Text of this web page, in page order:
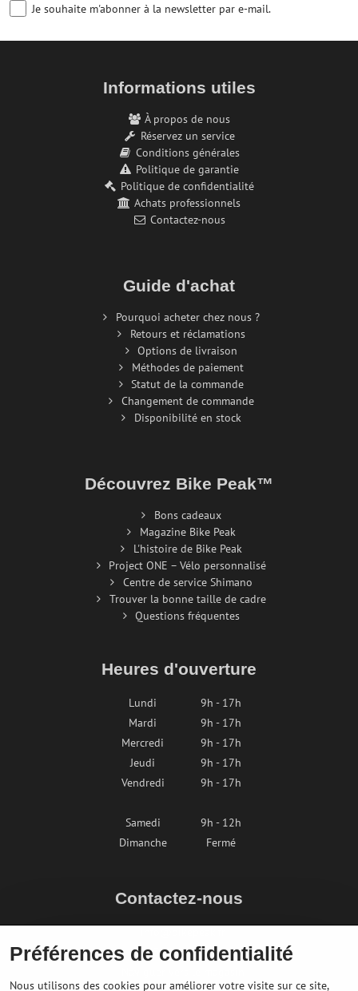
Je souhaite m'abonner à la newsletter par e-mail.
Informations utiles
À propos de nous
Réservez un service
Conditions générales
Politique de garantie
Politique de confidentialité
Achats professionnels
Contactez-nous
Guide d'achat
Pourquoi acheter chez nous ?
Retours et réclamations
Options de livraison
Méthodes de paiement
Statut de la commande
Changement de commande
Disponibilité en stock
Découvrez Bike Peak™
Bons cadeaux
Magazine Bike Peak
L'histoire de Bike Peak
Project ONE – Vélo personnalisé
Centre de service Shimano
Trouver la bonne taille de cadre
Questions fréquentes
Heures d'ouverture
Lundi
9h - 17h
Mardi
9h - 17h
Mercredi
9h - 17h
Jeudi
9h - 17h
Vendredi
9h - 17h
Samedi
9h - 12h
Dimanche
Fermé
Contactez-nous
+436764858804
Préférences de confidentialité
Nous utilisons des cookies pour améliorer votre visite sur ce site,